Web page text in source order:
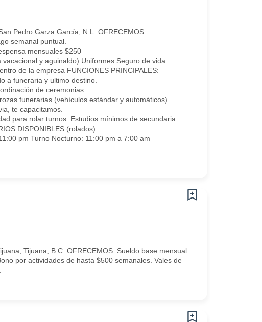
Pedro Garza García, N.L. OFRECEMOS:
semanal puntual.
mensuales $250
y aguinaldo) Uniformes Seguro de vida
de la empresa FUNCIONES PRINCIPALES:
a funeraria y ultimo destino.
de ceremonias.
funerarias (vehículos estándar y automáticos).
te capacitamos.
para rolar turnos. Estudios mínimos de secundaria.
DISPONIBLES (rolados):
pm Turno Nocturno: 11:00 pm a 7:00 am
Tijuana, B.C. OFRECEMOS: Sueldo base mensual
por actividades de hasta $500 semanales. Vales de